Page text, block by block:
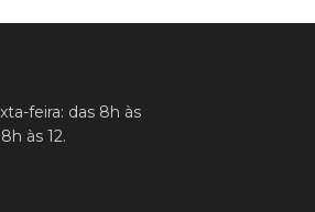
feira: das 8h às
às 12.